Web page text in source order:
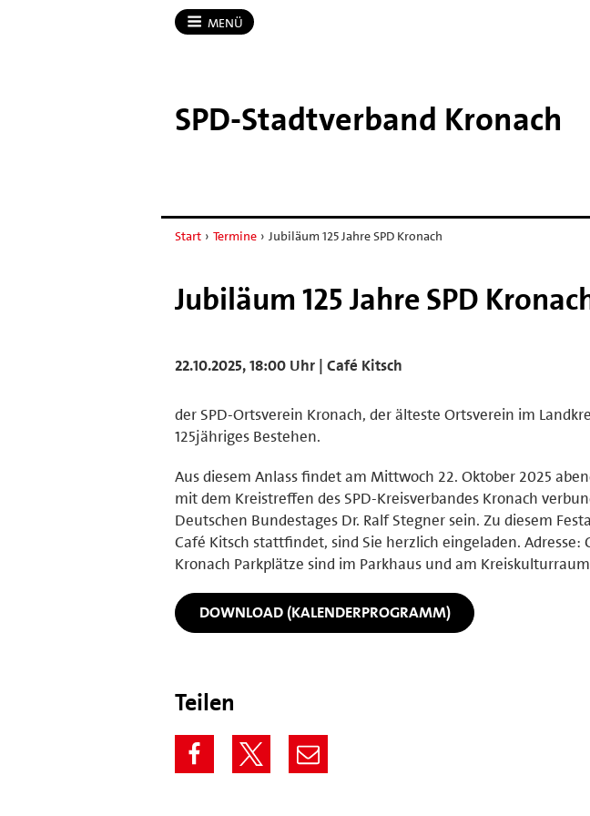
MENÜ
SPD-​Stadtverband Kronach
Start › Termine › Jubiläum 125 Jahre SPD Kronach
Jubiläum 125 Jahre SPD
22.10.2025, 18:00 Uhr | Café Kitsch
der SPD-Ortsverein Kronach, der älteste Ortsverein im
125jähriges Bestehen.
Aus diesem Anlass findet am Mittwoch 22. Oktober 2025
mit dem Kreistreffen des SPD-Kreisverbandes Kronach
Deutschen Bundestages Dr. Ralf Stegner sein. Zu diesem
Café Kitsch stattfindet, sind Sie herzlich eingeladen. Adresse:
Kronach Parkplätze sind im Parkhaus und am
DOWNLOAD (KALENDERPROGRAMM)
Teilen